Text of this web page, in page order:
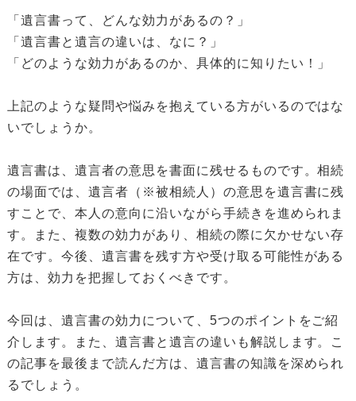
「遺言書って、どんな効力があるの？」
「遺言書と遺言の違いは、なに？」
「どのような効力があるのか、具体的に知りたい！」
上記のような疑問や悩みを抱えている方がいるのではな
いでしょうか。
遺言書は、遺言者の意思を書面に残せるものです。相続
の場面では、遺言者（※被相続人）の意思を遺言書に残
すことで、本人の意向に沿いながら手続きを進められま
す。また、複数の効力があり、相続の際に欠かせない存
在です。今後、遺言書を残す方や受け取る可能性がある
方は、効力を把握しておくべきです。
今回は、遺言書の効力について、5つのポイントをご紹
介します。また、遺言書と遺言の違いも解説します。こ
の記事を最後まで読んだ方は、遺言書の知識を深められ
るでしょう。